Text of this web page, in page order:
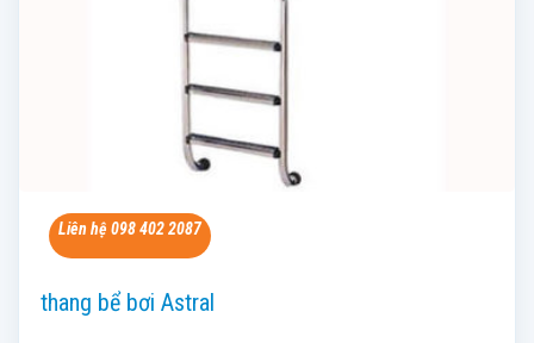
Liên hệ 098 402 2087
thang bể bơi Astral